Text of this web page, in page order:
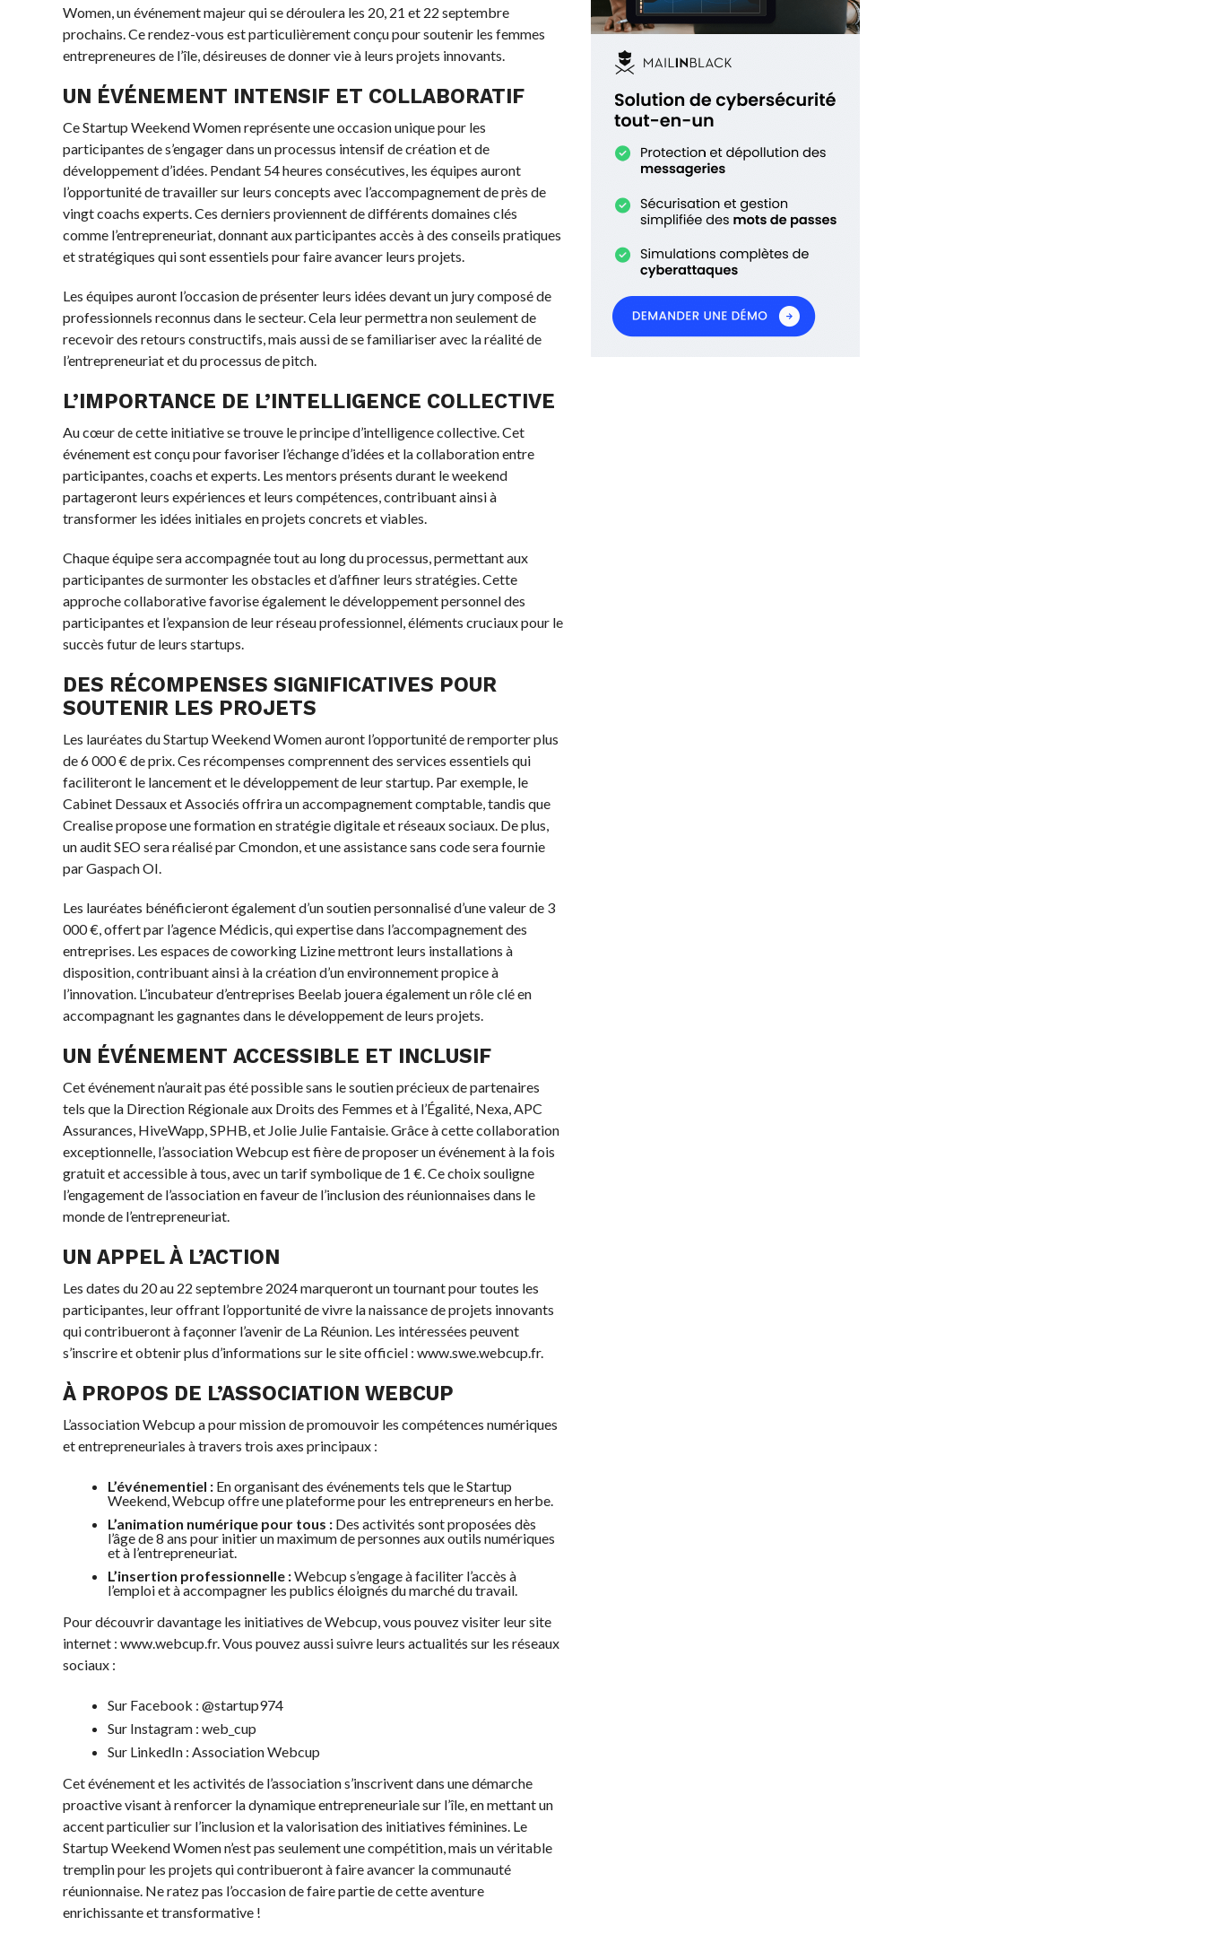
Women, un événement majeur qui se déroulera les 20, 21 et 22 septembre
prochains. Ce rendez-vous est particulièrement conçu pour soutenir les femmes
entrepreneures de l’île, désireuses de donner vie à leurs projets innovants.
UN ÉVÉNEMENT INTENSIF ET COLLABORATIF
Ce Startup Weekend Women représente une occasion unique pour les
participantes de s’engager dans un processus intensif de création et de
développement d’idées. Pendant 54 heures consécutives, les équipes auront
l’opportunité de travailler sur leurs concepts avec l’accompagnement de près de
vingt coachs experts. Ces derniers proviennent de différents domaines clés
comme l’entrepreneuriat, donnant aux participantes accès à des conseils pratiques
et stratégiques qui sont essentiels pour faire avancer leurs projets.
Les équipes auront l’occasion de présenter leurs idées devant un jury composé de
professionnels reconnus dans le secteur. Cela leur permettra non seulement de
recevoir des retours constructifs, mais aussi de se familiariser avec la réalité de
l’entrepreneuriat et du processus de pitch.
L’IMPORTANCE DE L’INTELLIGENCE COLLECTIVE
Au cœur de cette initiative se trouve le principe d’intelligence collective. Cet
événement est conçu pour favoriser l’échange d’idées et la collaboration entre
participantes, coachs et experts. Les mentors présents durant le weekend
partageront leurs expériences et leurs compétences, contribuant ainsi à
transformer les idées initiales en projets concrets et viables.
Chaque équipe sera accompagnée tout au long du processus, permettant aux
participantes de surmonter les obstacles et d’affiner leurs stratégies. Cette
approche collaborative favorise également le développement personnel des
participantes et l’expansion de leur réseau professionnel, éléments cruciaux pour le
succès futur de leurs startups.
DES RÉCOMPENSES SIGNIFICATIVES POUR
SOUTENIR LES PROJETS
Les lauréates du Startup Weekend Women auront l’opportunité de remporter plus
de 6 000 € de prix. Ces récompenses comprennent des services essentiels qui
faciliteront le lancement et le développement de leur startup. Par exemple, le
Cabinet Dessaux et Associés offrira un accompagnement comptable, tandis que
Crealise propose une formation en stratégie digitale et réseaux sociaux. De plus,
un audit SEO sera réalisé par Cmondon, et une assistance sans code sera fournie
par Gaspach OI.
Les lauréates bénéficieront également d’un soutien personnalisé d’une valeur de 3
000 €, offert par l’agence Médicis, qui expertise dans l’accompagnement des
entreprises. Les espaces de coworking Lizine mettront leurs installations à
disposition, contribuant ainsi à la création d’un environnement propice à
l’innovation. L’incubateur d’entreprises Beelab jouera également un rôle clé en
accompagnant les gagnantes dans le développement de leurs projets.
UN ÉVÉNEMENT ACCESSIBLE ET INCLUSIF
Cet événement n’aurait pas été possible sans le soutien précieux de partenaires
tels que la Direction Régionale aux Droits des Femmes et à l’Égalité, Nexa, APC
Assurances, HiveWapp, SPHB, et Jolie Julie Fantaisie. Grâce à cette collaboration
exceptionnelle, l’association Webcup est fière de proposer un événement à la fois
gratuit et accessible à tous, avec un tarif symbolique de 1 €. Ce choix souligne
l’engagement de l’association en faveur de l’inclusion des réunionnaises dans le
monde de l’entrepreneuriat.
UN APPEL À L’ACTION
Les dates du 20 au 22 septembre 2024 marqueront un tournant pour toutes les
participantes, leur offrant l’opportunité de vivre la naissance de projets innovants
qui contribueront à façonner l’avenir de La Réunion. Les intéressées peuvent
s’inscrire et obtenir plus d’informations sur le site officiel : www.swe.webcup.fr.
À PROPOS DE L’ASSOCIATION WEBCUP
L’association Webcup a pour mission de promouvoir les compétences numériques
et entrepreneuriales à travers trois axes principaux :
L’événementiel : En organisant des événements tels que le Startup
Weekend, Webcup offre une plateforme pour les entrepreneurs en herbe.
L’animation numérique pour tous : Des activités sont proposées dès
l’âge de 8 ans pour initier un maximum de personnes aux outils numériques
et à l’entrepreneuriat.
L’insertion professionnelle :Webcup s’engage à faciliter l’accès à
l’emploi et à accompagner les publics éloignés du marché du travail.
Pour découvrir davantage les initiatives de Webcup, vous pouvez visiter leur site
internet : www.webcup.fr. Vous pouvez aussi suivre leurs actualités sur les réseaux
sociaux :
Sur Facebook : @startup974
Sur Instagram : web_cup
Sur LinkedIn : Association Webcup
Cet événement et les activités de l’association s’inscrivent dans une démarche
proactive visant à renforcer la dynamique entrepreneuriale sur l’île, en mettant un
accent particulier sur l’inclusion et la valorisation des initiatives féminines. Le
Startup Weekend Women n’est pas seulement une compétition, mais un véritable
tremplin pour les projets qui contribueront à faire avancer la communauté
réunionnaise. Ne ratez pas l’occasion de faire partie de cette aventure
enrichissante et transformative !